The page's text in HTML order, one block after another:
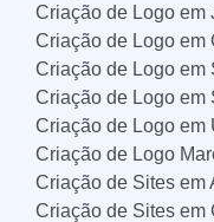
Criação de Logo em
Criação de Logo em
Criação de Logo em
Criação de Logo em
Criação de Logo em
Criação de Logo
Criação de Sites em
Criação de Sites em